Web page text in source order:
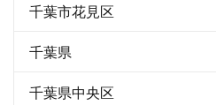
千葉市花見区
千葉県
千葉県中央区